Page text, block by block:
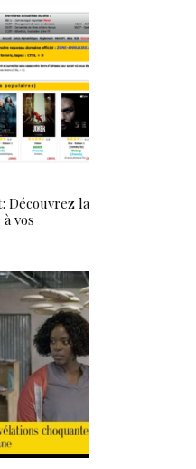
Découvrez la
vos